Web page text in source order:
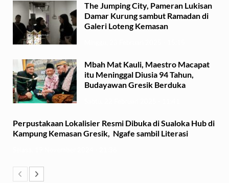
The Jumping City, Pameran Lukisan
Damar Kurung sambut Ramadan di
Galeri Loteng Kemasan
Mbah Mat Kauli, Maestro Macapat
itu Meninggal Diusia 94 Tahun,
Budayawan Gresik Berduka
Perpustakaan Lokalisier Resmi Dibuka di Sualoka Hub di
Kampung Kemasan Gresik, Ngafe sambil Literasi